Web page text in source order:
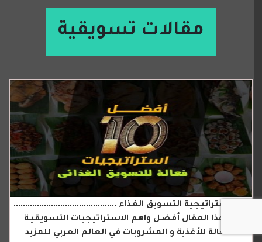
مقالات تسويقية
اهم استراتيجية التسويق الغذاء ............................................
في هذا المقال أفضل واهم الاستراتيجيات التسويقيـة
الفعالة للأغذية و المشروبات في العالم العربي للمزيد